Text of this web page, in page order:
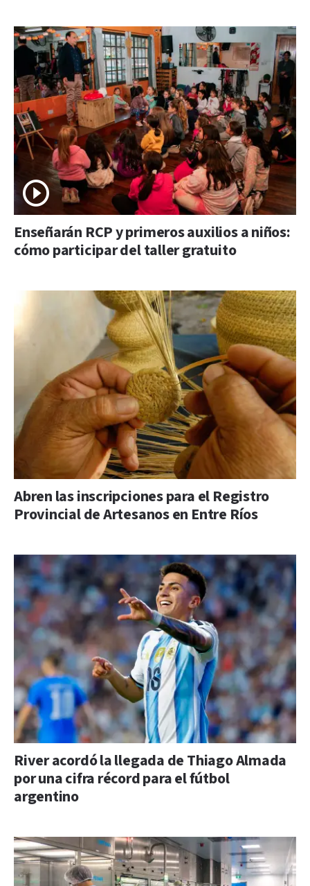
Enseñarán RCP y primeros auxilios a niños:
cómo participar del taller gratuito
Abren las inscripciones para el Registro
Provincial de Artesanos en Entre Ríos
River acordó la llegada de Thiago Almada
por una cifra récord para el fútbol
argentino